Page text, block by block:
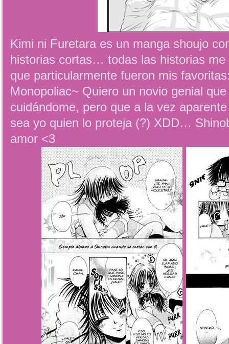
Kimi ni Furetara es un manga shoujo
historias cortas… todas las historias me
que particularmente fueron mis
Monopoliac~ Quiero un novio genial
cuidándome, pero que a la vez
sea yo quien lo proteja (?) XDD…
amor <3